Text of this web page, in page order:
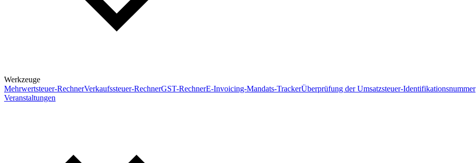
Werkzeuge
Mehrwertsteuer-RechnerVerkaufssteuer-RechnerGST-RechnerE-Invoicing-Mandats-TrackerÜberprüfung der Umsatzsteuer-Identifikationsnummer
Veranstaltungen